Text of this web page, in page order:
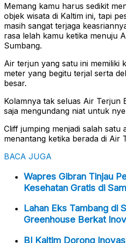
Memang kamu harus sedikit
objek wisata di Kaltim ini, tapi
masih sangat terjaga
rasa lelah kamu ketika menuju
Sumbang.
Air terjun yang satu ini memiliki
meter yang begitu terjal serta
besar.
Kolamnya tak seluas Air Terjun
saja mengundang niat untuk
Cliff jumping menjadi salah satu
menantang ketika berada di Air
BACA JUGA
Wapres Gibran Tinjau
Kesehatan Gratis di
Lahan Eks Tambang di
Greenhouse Berkat
BI Kaltim Dorong